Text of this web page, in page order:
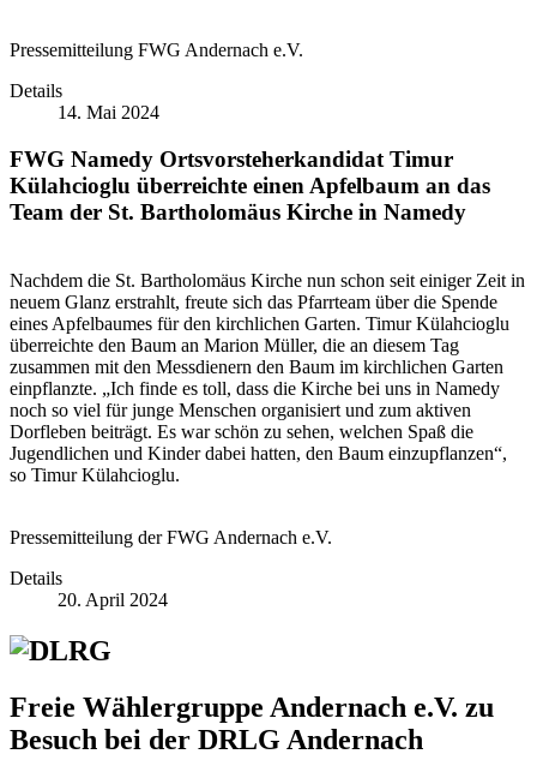
Pressemitteilung FWG Andernach e.V.
Details
14. Mai 2024
FWG Namedy Ortsvorsteherkandidat Timur
Külahcioglu überreichte einen Apfelbaum an das
Team der St. Bartholomäus Kirche in Namedy
Nachdem die St. Bartholomäus Kirche nun schon seit einiger Zeit in
neuem Glanz erstrahlt, freute sich das Pfarrteam über die Spende
eines Apfelbaumes für den kirchlichen Garten. Timur Külahcioglu
überreichte den Baum an Marion Müller, die an diesem Tag
zusammen mit den Messdienern den Baum im kirchlichen Garten
einpflanzte. „Ich finde es toll, dass die Kirche bei uns in Namedy
noch so viel für junge Menschen organisiert und zum aktiven
Dorfleben beiträgt. Es war schön zu sehen, welchen Spaß die
Jugendlichen und Kinder dabei hatten, den Baum einzupflanzen“,
so Timur Külahcioglu.
Pressemitteilung der FWG Andernach e.V.
Details
20. April 2024
Freie Wählergruppe Andernach e.V. zu
Besuch bei der DRLG Andernach